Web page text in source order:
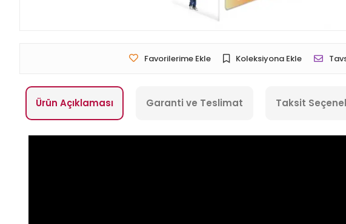
Favorilerime Ekle Koleksiyona Ekle
Ürün Açıklaması Garanti ve Teslimat Taksit